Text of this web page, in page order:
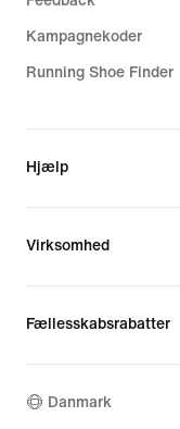
Kampagnekoder
Running Shoe Finder
Hjælp
Virksomhed
Fællesskabsrabatter
Danmark